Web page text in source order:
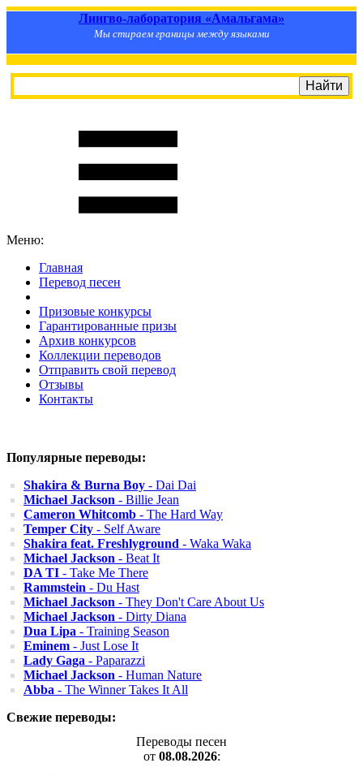
Лингво-лаборатория «Амальгама»
Мы стираем границы между языками
Меню:
Главная
Перевод песен
Призовые конкурсы
Гарантированные призы
Архив конкурсов
Коллекции переводов
Отправить свой перевод
Отзывы
Контакты
Популярные переводы:
Shakira & Burna Boy - Dai Dai
Michael Jackson - Billie Jean
Cameron Whitcomb - The Hard Way
Temper City - Self Aware
Shakira feat. Freshlyground - Waka Waka
Michael Jackson - Beat It
DA TI - Take Me There
Rammstein - Du Hast
Michael Jackson - They Don't Care About Us
Michael Jackson - Dirty Diana
Dua Lipa - Training Season
Eminem - Just Lose It
Lady Gaga - Paparazzi
Michael Jackson - Human Nature
Abba - The Winner Takes It All
Свежие переводы:
Переводы песен
от 08.08.2026: